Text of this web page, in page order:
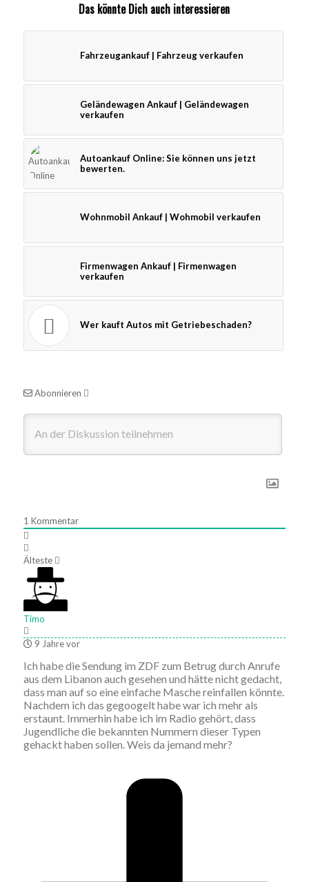
Das könnte Dich auch interessieren
Fahrzeugankauf | Fahrzeug verkaufen
Geländewagen Ankauf | Geländewagen
verkaufen
Autoankauf Online: Sie können uns jetzt
bewerten.
Wohnmobil Ankauf | Wohmobil verkaufen
Firmenwagen Ankauf | Firmenwagen
verkaufen
Wer kauft Autos mit Getriebeschaden?
Abonnieren
1 Kommentar
Älteste
Timo
9 Jahre vor
Ich habe die Sendung im ZDF zum Betrug durch Anrufe
aus dem Libanon auch gesehen und hätte nicht gedacht,
dass man auf so eine einfache Masche reinfallen könnte.
Nachdem ich das gegoogelt habe war ich mehr als
erstaunt. Immerhin habe ich im Radio gehört, dass
Jugendliche die bekannten Nummern dieser Typen
gehackt haben sollen. Weis da jemand mehr?